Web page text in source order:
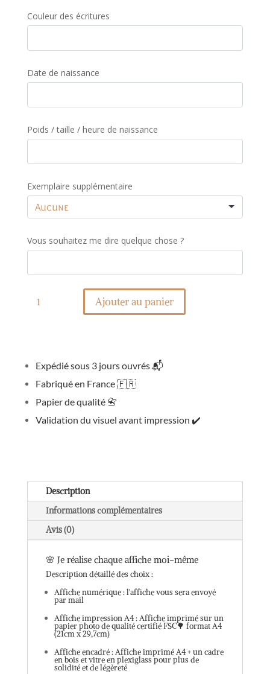
Couleur des écritures
Date de naissance
Poids / taille / heure de naissance
Exemplaire supplémentaire
Vous souhaitez me dire quelque chose ?
Ajouter au panier
Expédié sous 3 jours ouvrés📬
Fabriqué en France🇫🇷
Papier de qualité 📇
Validation du visuel avant impression ✔️
Description
Informations complémentaires
Avis (0)
🌸 Je réalise chaque affiche moi-même
Description détaillé des choix :
Affiche numérique : l'affiche vous sera envoyé
par mail
Affiche impression A4 : Affiche imprimé sur un
papier photo de qualité certifié FSC🌳 format A4
(21cm x 29,7cm)
Affiche encadré : Affiche imprimé A4 + un cadre
en bois et vitre en plexiglass pour plus de
solidité et de légèreté